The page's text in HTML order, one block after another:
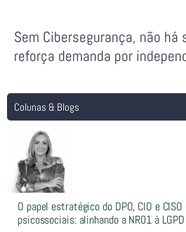
Sem Cibersegurança, não há
reforça demanda por
Colunas & Blogs
O papel estratégico do DPO, CIO e
psicossociais: alinhando a NR01 à LGPD